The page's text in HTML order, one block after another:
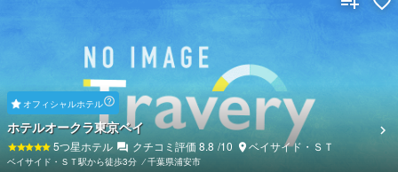
オフィシャルホテル
ホテルオークラ東京ベイ
5つ星ホテル クチコミ評価8.8 /10 ベイサイド・ＳＴ
ベイサイド・ＳＴ駅から徒歩3分 ⁄千葉県浦安市